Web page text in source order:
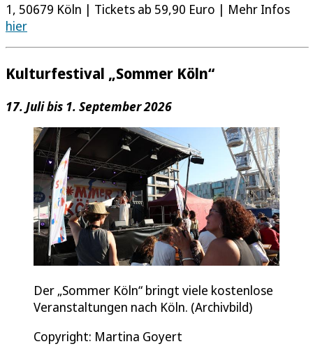
1, 50679 Köln | Tickets ab 59,90 Euro | Mehr Infos
hier
Kulturfestival „Sommer Köln“
17. Juli bis 1. September 2026
Der „Sommer Köln“ bringt viele kostenlose
Veranstaltungen nach Köln. (Archivbild)
Copyright: Martina Goyert